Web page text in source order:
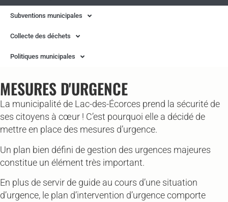
Subventions municipales
Collecte des déchets
Politiques municipales
MESURES D'URGENCE
La municipalité de Lac-des-Écorces prend la sécurité de
ses citoyens à cœur ! C’est pourquoi elle a décidé de
mettre en place des mesures d’urgence.
Un plan bien défini de gestion des urgences majeures
constitue un élément très important.
En plus de servir de guide au cours d’une situation
d’urgence, le plan d’intervention d’urgence comporte